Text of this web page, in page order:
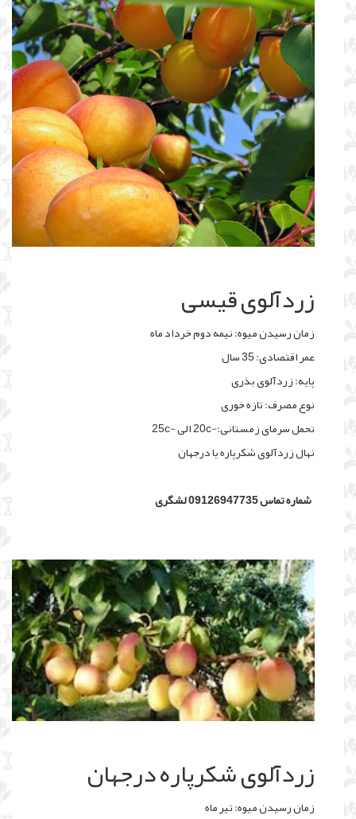
زردآلوی قیسی
زمان رسیدن میوه: نیمه دوم خرداد ماه
عمر اقتصادی: 35 سال
پایه: زردآلوی بذری
نوع مصرف: تازه خوری
تحمل سرمای زمستانی:-20c الی -25c
نهال زردآلوی شکرپاره یا درجهان
شماره تماس 09126947735 لشگری
زردآلوی شکرپاره درجهان
زمان رسیدن میوه: تیر ماه